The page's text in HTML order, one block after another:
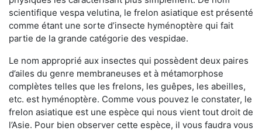
scientifique vespa velutina, le frelon asiatique est présenté
comme étant une sorte d’insecte hyménoptère qui fait
partie de la grande catégorie des vespidae.
Le nom approprié aux insectes qui possèdent deux paires
d’ailes du genre membraneuses et à métamorphose
complètes telles que les frelons, les guêpes, les abeilles,
etc. est hyménoptère. Comme vous pouvez le constater, le
frelon asiatique est une espèce qui nous vient tout droit de
l’Asie. Pour bien observer cette espèce, il vous faudra vous